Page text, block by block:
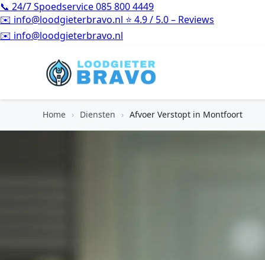
📞 24/7 Spoedservice085 800 4449
✉️ info@loodgieterbravo.nl ⭐ 4.9 / 5.0 – Reviews
⭐4.9 / 5.0 – Reviews
Home › Diensten › Afvoer Verstopt in Montfoort